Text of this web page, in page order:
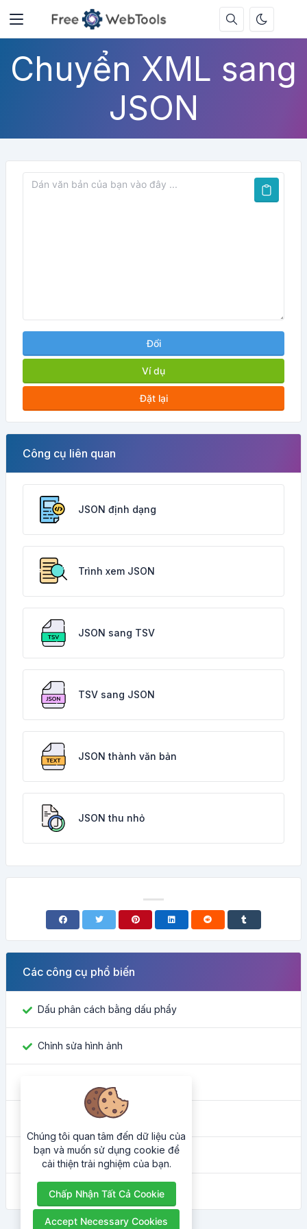
Chuyển XML sang
JSON
Đổi
Ví dụ
Đặt lại
Công cụ liên quan
JSON định dạng
Trình xem JSON
JSON sang TSV
TSV sang JSON
JSON thành văn bản
JSON thu nhỏ
Các công cụ phổ biến
Dấu phân cách bằng dấu phẩy
Chỉnh sửa hình ảnh
Công cụ chuyển đổi màu sắc
Địa chỉ IP của tôi là gì
Trình làm đẹp HTML
Chúng tôi quan tâm đến dữ liệu của
bạn và muốn sử dụng cookie để
cải thiện trải nghiệm của bạn.
Chấp Nhận Tất Cả Cookie
Accept Necessary Cookies